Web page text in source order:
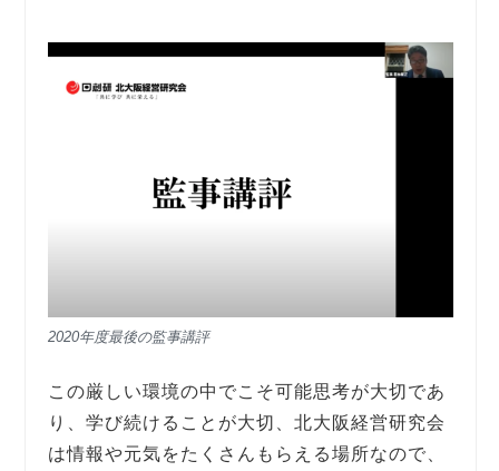
2020年度最後の監事講評
この厳しい環境の中でこそ可能思考が大切であ
り、学び続けることが大切、北大阪経営研究会
は情報や元気をたくさんもらえる場所なので、